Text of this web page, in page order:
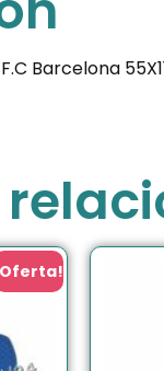
Barcelona